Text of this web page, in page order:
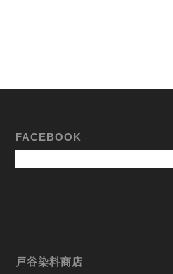
FACEBOOK
戸谷染料商店